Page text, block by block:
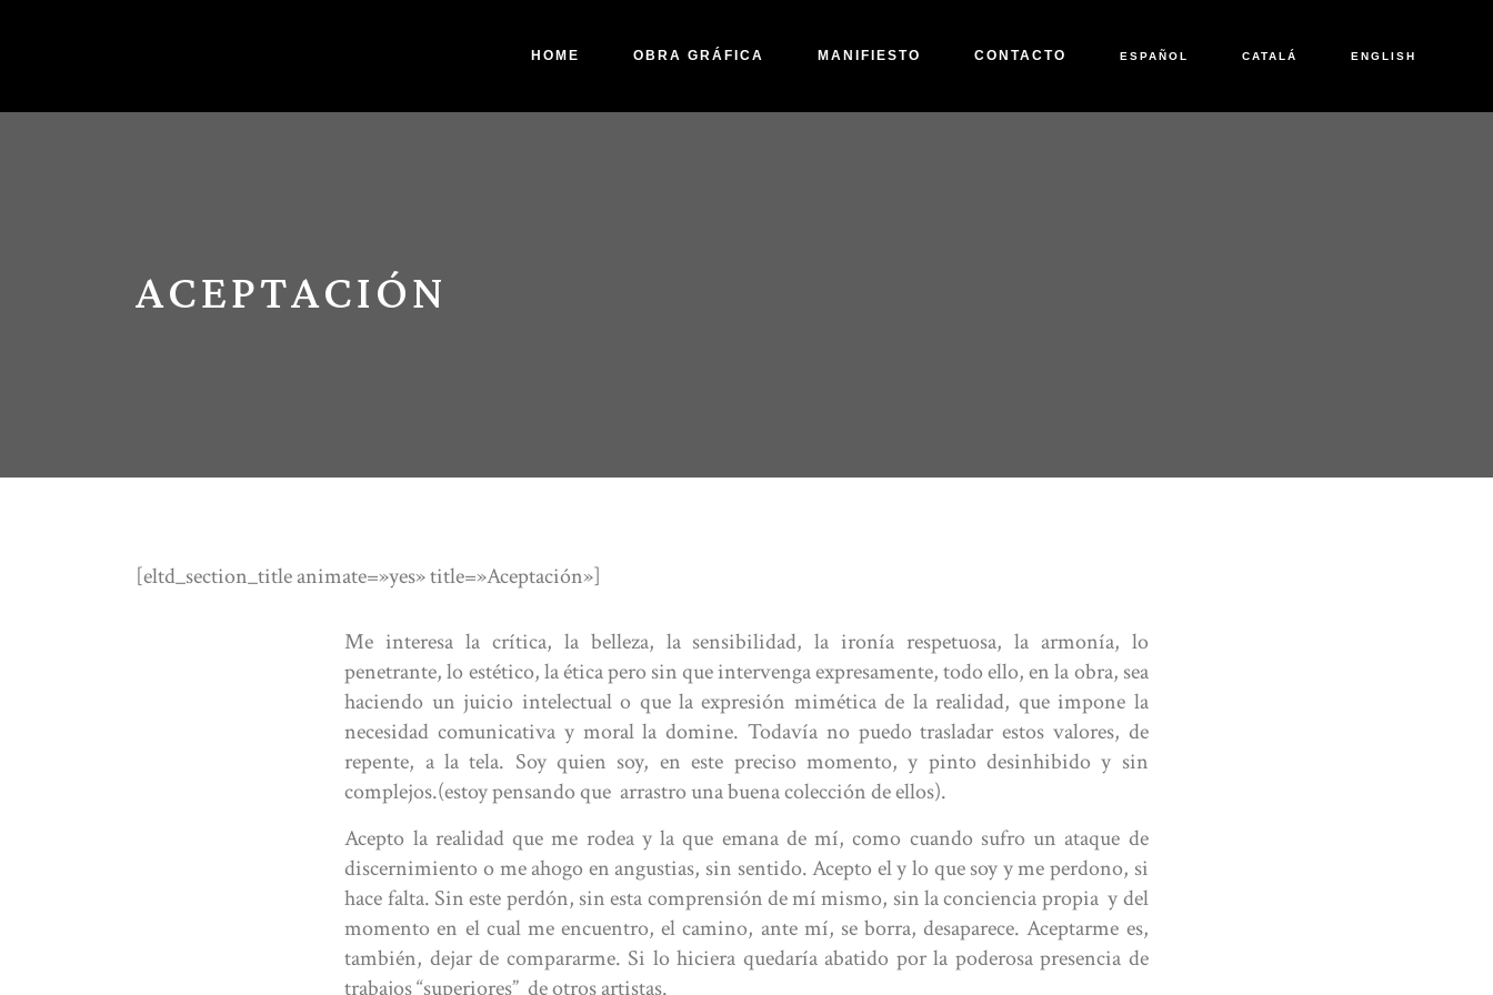
HOME OBRA GRÁFICA MANIFIESTO CONTACTO ESPAÑOL CATALÁ ENGLISH
ACEPTACIÓN
[eltd_section_title animate=»yes» title=»Aceptación»]
Me interesa la crítica, la belleza, la sensibilidad, la ironía respetuosa, la armonía, lo
penetrante, lo estético, la ética pero sin que intervenga expresamente, todo ello, en la obra, sea
haciendo un juicio intelectual o que la expresión mimética de la realidad, que impone la
necesidad comunicativa y moral la domine. Todavía no puedo trasladar estos valores, de
repente, a la tela. Soy quien soy, en este preciso momento, y pinto desinhibido y sin
complejos.(estoy pensando que arrastro una buena colección de ellos).
Acepto la realidad que me rodea y la que emana de mí, como cuando sufro un ataque de
discernimiento o me ahogo en angustias, sin sentido. Acepto el y lo que soy y me perdono, si
hace falta. Sin este perdón, sin esta comprensión de mí mismo, sin la conciencia propia y del
momento en el cual me encuentro, el camino, ante mí, se borra, desaparece. Aceptarme es,
también, dejar de compararme. Si lo hiciera quedaría abatido por la poderosa presencia de
trabajos “superiores” de otros artistas.